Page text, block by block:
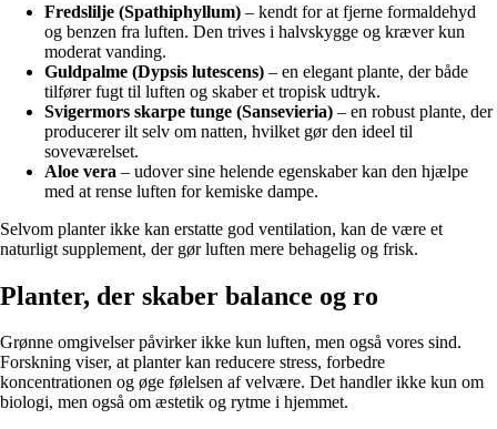
Fredslilje (Spathiphyllum) – kendt for at fjerne formaldehyd
og benzen fra luften. Den trives i halvskygge og kræver kun
moderat vanding.
Guldpalme (Dypsis lutescens) – en elegant plante, der både
tilfører fugt til luften og skaber et tropisk udtryk.
Svigermors skarpe tunge (Sansevieria) – en robust plante, der
producerer ilt selv om natten, hvilket gør den ideel til
soveværelset.
Aloe vera – udover sine helende egenskaber kan den hjælpe
med at rense luften for kemiske dampe.
Selvom planter ikke kan erstatte god ventilation, kan de være et
naturligt supplement, der gør luften mere behagelig og frisk.
Planter, der skaber balance og ro
Grønne omgivelser påvirker ikke kun luften, men også vores sind.
Forskning viser, at planter kan reducere stress, forbedre
koncentrationen og øge følelsen af velvære. Det handler ikke kun om
biologi, men også om æstetik og rytme i hjemmet.